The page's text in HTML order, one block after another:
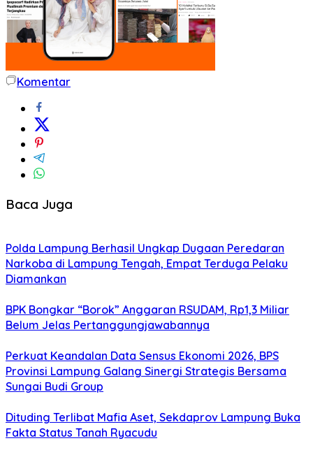
Komentar
Baca Juga
Polda Lampung Berhasil Ungkap Dugaan Peredaran
Narkoba di Lampung Tengah, Empat Terduga Pelaku
Diamankan
BPK Bongkar “Borok” Anggaran RSUDAM, Rp1,3 Miliar
Belum Jelas Pertanggungjawabannya
Perkuat Keandalan Data Sensus Ekonomi 2026, BPS
Provinsi Lampung Galang Sinergi Strategis Bersama
Sungai Budi Group
Dituding Terlibat Mafia Aset, Sekdaprov Lampung Buka
Fakta Status Tanah Ryacudu